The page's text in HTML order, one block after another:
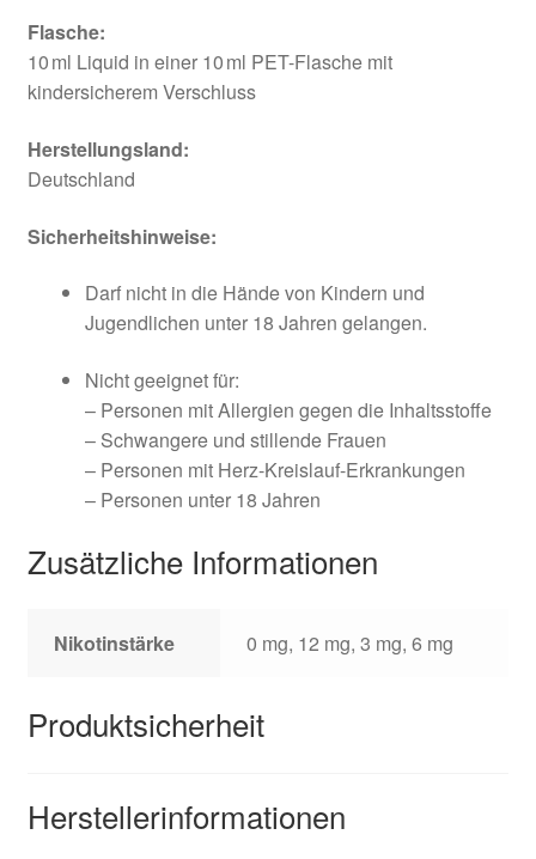
Flasche:
10 ml Liquid in einer 10 ml PET-Flasche mit
kindersicherem Verschluss
Herstellungsland:
Deutschland
Sicherheitshinweise:
Darf nicht in die Hände von Kindern und
Jugendlichen unter 18 Jahren gelangen.
Nicht geeignet für:
– Personen mit Allergien gegen die Inhaltsstoffe
– Schwangere und stillende Frauen
– Personen mit Herz-Kreislauf-Erkrankungen
– Personen unter 18 Jahren
Zusätzliche Informationen
Nikotinstärke 0 mg, 12 mg, 3 mg, 6 mg
Produktsicherheit
Herstellerinformationen